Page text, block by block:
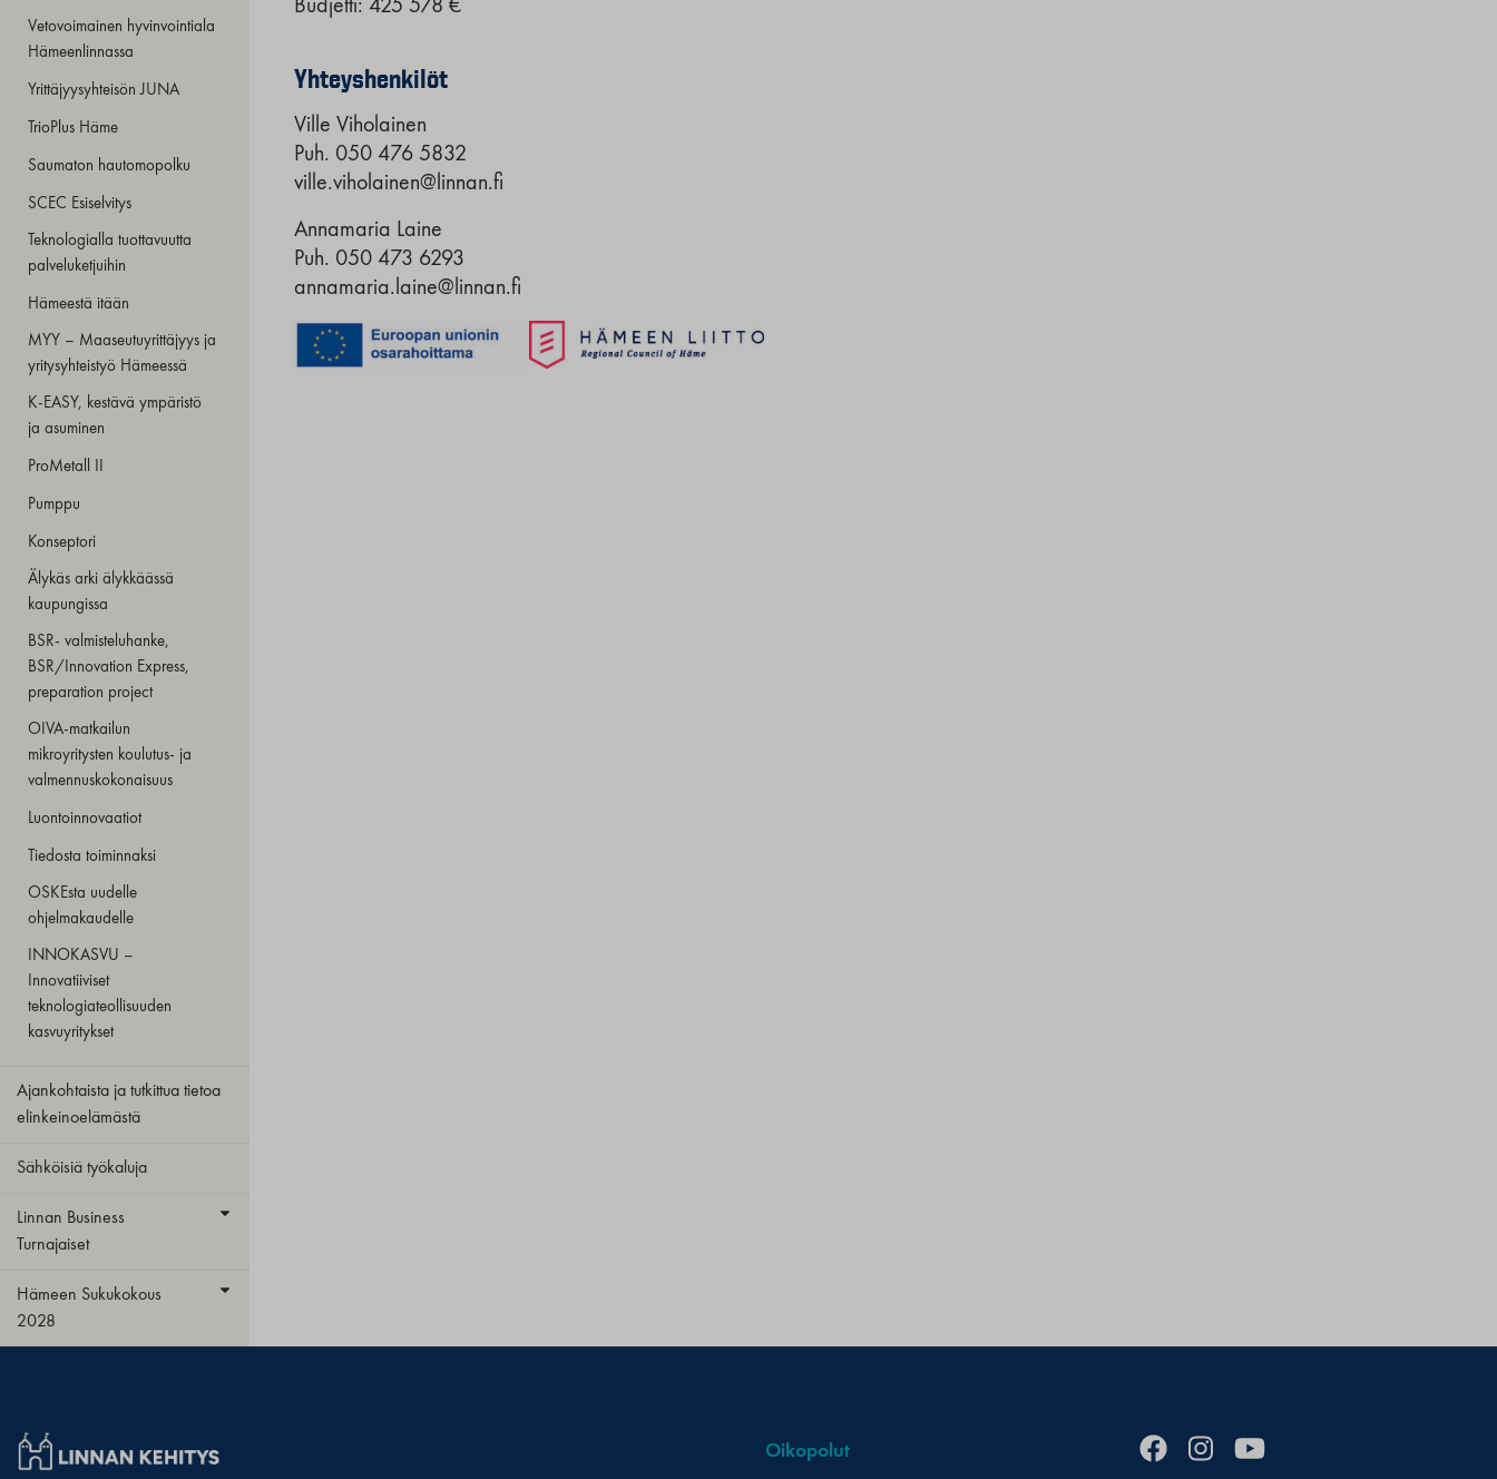
Vetovoimainen hyvinvointiala
Hämeenlinnassa
Yrittäjyysyhteisön JUNA
TrioPlus Häme
Saumaton hautomopolku
SCEC Esiselvitys
Teknologialla tuottavuutta
palveluketjuihin
Hämeestä itään
MYY – Maaseutuyrittäjyys ja
yritysyhteistyö Hämeessä
K-EASY, kestävä ympäristö
ja asuminen
ProMetall II
Pumppu
Konseptori
Älykäs arki älykkäässä
kaupungissa
BSR- valmisteluhanke,
BSR/Innovation Express,
preparation project
OIVA-matkailun
mikroyritysten koulutus- ja
valmennuskokonaisuus
Luontoinnovaatiot
Tiedosta toiminnaksi
OSKEsta uudelle
ohjelmakaudelle
INNOKASVU –
Innovatiiviset
teknologiateollisuuden
kasvuyritykset
Ajankohtaista ja tutkittua tietoa
elinkeinoelämästä
Sähköisiä työkaluja
Linnan Business
Turnajaiset
Hämeen Sukukokous
2028
Budjetti: 425 578 €
Yhteyshenkilöt
Ville Viholainen
Puh. 050 476 5832
ville.viholainen@linnan.fi
Annamaria Laine
Puh. 050 473 6293
annamaria.laine@linnan.fi
Oikopolut